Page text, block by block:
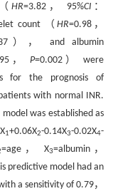
HR=3.82， 95%CI ：
count （HR=0.98，
）， and albumin
，P=0.002） were
for the prognosis of
with normal INR.
was established as
1+0.06X2-0.14X3-0.02X4-
=age， X3=albumin，
predictive model had an
a sensitivity of 0.79，